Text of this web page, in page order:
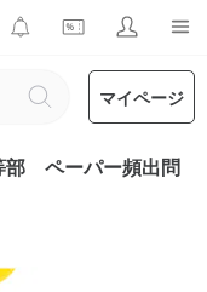
マイページ
部 ペーパー頻出問